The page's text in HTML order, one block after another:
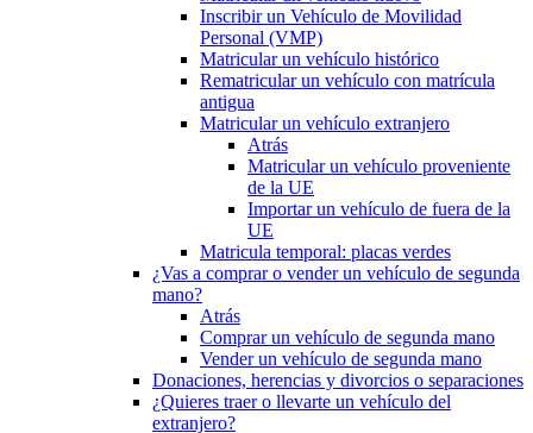
Inscribir un Vehículo de Movilidad
Personal (VMP)
Matricular un vehículo histórico
Rematricular un vehículo con matrícula
antigua
Matricular un vehículo extranjero
Atrás
Matricular un vehículo proveniente
de la UE
Importar un vehículo de fuera de la
UE
Matricula temporal: placas verdes
¿Vas a comprar o vender un vehículo de segunda
mano?
Atrás
Comprar un vehículo de segunda mano
Vender un vehículo de segunda mano
Donaciones, herencias y divorcios o separaciones
¿Quieres traer o llevarte un vehículo del
extranjero?